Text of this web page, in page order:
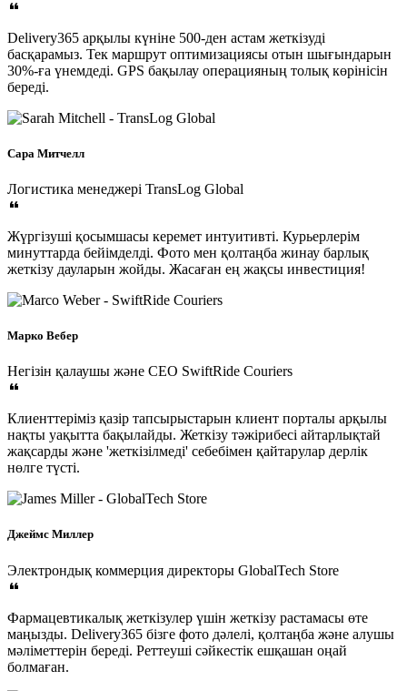
Delivery365 арқылы күніне 500-ден астам жеткізуді
басқарамыз. Тек маршрут оптимизациясы отын шығындарын
30%-ға үнемдеді. GPS бақылау операцияның толық көрінісін
береді.
Сара Митчелл
Логистика менеджері TransLog Global
Жүргізуші қосымшасы керемет интуитивті. Курьерлерім
минуттарда бейімделді. Фото мен қолтаңба жинау барлық
жеткізу дауларын жойды. Жасаған ең жақсы инвестиция!
Марко Вебер
Негізін қалаушы және CEO SwiftRide Couriers
Клиенттеріміз қазір тапсырыстарын клиент порталы арқылы
нақты уақытта бақылайды. Жеткізу тәжірибесі айтарлықтай
жақсарды және 'жеткізілмеді' себебімен қайтарулар дерлік
нөлге түсті.
Джеймс Миллер
Электрондық коммерция директоры GlobalTech Store
Фармацевтикалық жеткізулер үшін жеткізу растамасы өте
маңызды. Delivery365 бізге фото дәлелі, қолтаңба және алушы
мәліметтерін береді. Реттеуші сәйкестік ешқашан оңай
болмаған.